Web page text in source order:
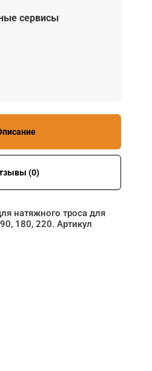
сервисы
(0)
натяжного троса для
180, 220. Артикул